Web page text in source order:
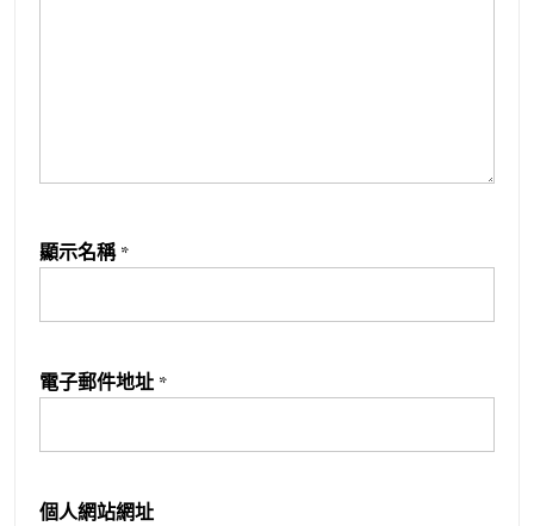
顯示名稱 *
電子郵件地址 *
個人網站網址